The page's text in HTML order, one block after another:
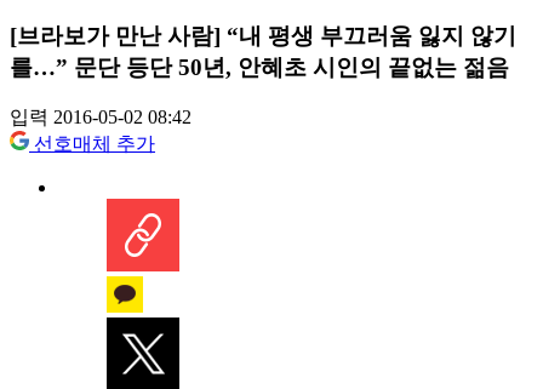
[브라보가 만난 사람] “내 평생 부끄러움 잃지 않기
를…” 문단 등단 50년, 안혜초 시인의 끝없는 젊음
입력 2016-05-02 08:42
선호매체 추가